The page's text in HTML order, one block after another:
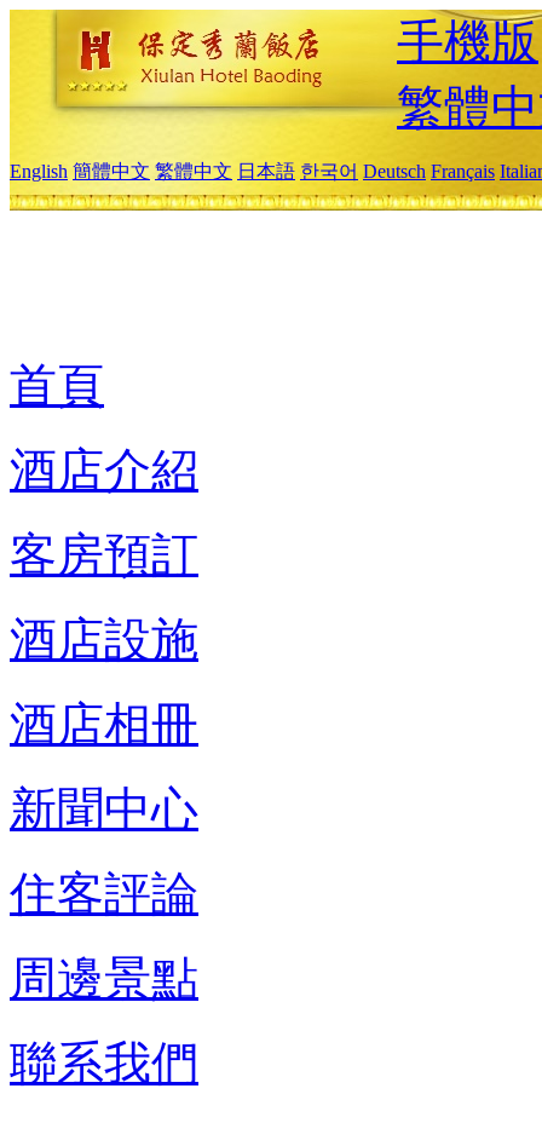
手機版
繁體
English 簡體中文 繁體中文 日本語 한국어 Deutsch Français
首頁
酒店介紹
客房預訂
酒店設施
酒店相冊
新聞中心
住客評論
周邊景點
聯系我們